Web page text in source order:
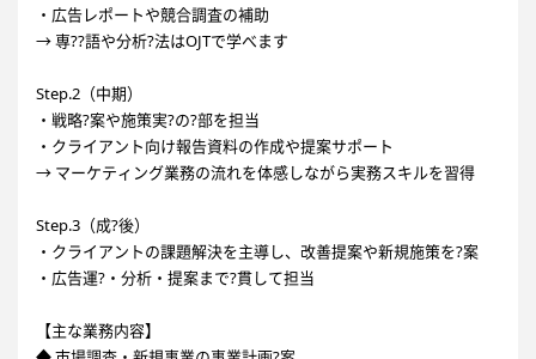
・広告レポートや競合調査の補助
→ 専??語や分析?法はOJTで学べます
Step.2（中期）
・戦略?案や施策実?の?部を担当
・クライアント向け報告資料の作成や提案サポート
→ マーケティング業務の流れを体感しながら実務スキルを習得
Step.3（成?後）
・クライアントの課題解決を主導し、改善提案や新規施策を?案
・広告運?・分析・提案まで?貫して担当
【主な業務内容】